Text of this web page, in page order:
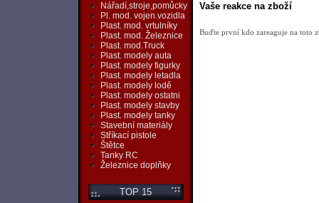
Nářadí,stroje,pomůcky
Pl. mod. vojen.vozidla
Plast. mod. vrtulníky
Plast. mod. Železnice
Plast. mod.Truck
Plast. modely auta
Plast. modely figurky
Plast. modely letadla
Plast. modely lodě
Plast. modely ostatni
Plast. modely stavby
Plast. modely tanky
Stavební materiály
Stříkací pistole
Štětce
Tanky RC
Železnice doplňky
TOP 15
Vaše reakce na zboží
Buďte první kdo zareaguje na toto